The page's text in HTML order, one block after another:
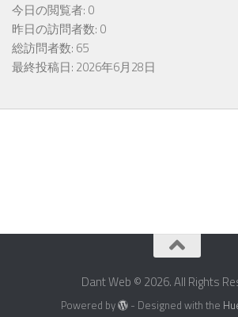
今日の閲覧者: 0
昨日の訪問者数: 0
総訪問者数: 65
最終投稿日: 2026年6月28日
Dant Web © 2026. All Rights
Powered by - Designed with the